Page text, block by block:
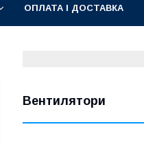
ОПЛАТА І ДОСТАВКА
Вентилятори